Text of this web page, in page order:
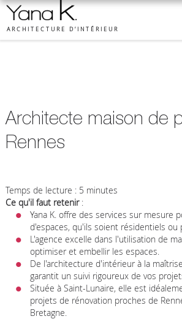
ARCHITECTURE D’INTÉRIEUR
Architecte maison de
Rennes
Temps de lecture : 5 minutes
Ce qu'il faut retenir:
Yana K. offre des services sur mesure
d'espaces, qu'ils soient résidentiels ou
L'agence excelle dans l'utilisation de
optimiser et embellir les espaces.
De l'architecture d'intérieur à la
garantit un suivi rigoureux de vos
Située à Saint-Lunaire, elle est
projets de rénovation proches de
Bretagne.